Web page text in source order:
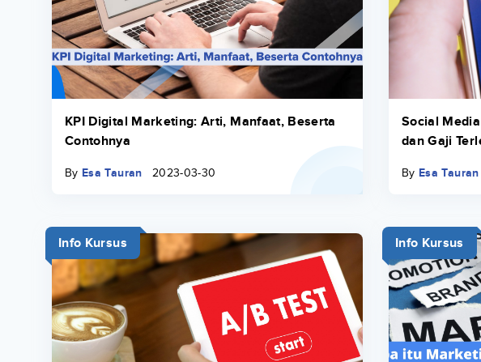
KPI Digital Marketing: Arti, Manfaat, Beserta
Contohnya
By Esa Tauran 2023-03-30
Social
dan Gaji
By Esa Tauran
Info Kursus Info Kursus